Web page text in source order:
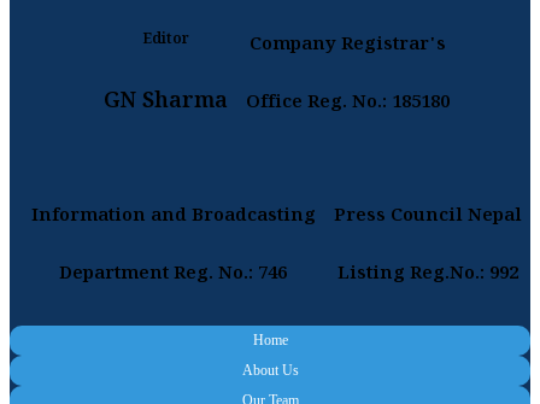
Editor
GN Sharma
Company Registrar's
Office Reg. No.: 185180
Information and Broadcasting
Department Reg. No.: 746
Press Council Nepal
Listing Reg.No.: 992
Home
About Us
Our Team